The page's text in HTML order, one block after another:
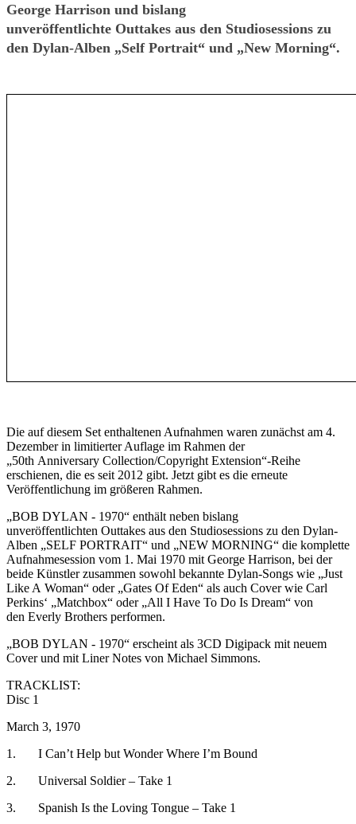
George Harrison und bislang
unveröffentlichte Outtakes aus den Studiosessions zu
den Dylan-Alben „Self Portrait“ und „New Morning“.
Die auf diesem Set enthaltenen Aufnahmen waren zunächst am 4.
Dezember in limitierter Auflage im Rahmen der
„50th Anniversary Collection/Copyright Extension“-Reihe
erschienen, die es seit 2012 gibt. Jetzt gibt es die erneute
Veröffentlichung im größeren Rahmen.
„BOB DYLAN - 1970“ enthält neben bislang
unveröffentlichten Outtakes aus den Studiosessions zu den Dylan-
Alben „SELF PORTRAIT“ und „NEW MORNING“ die komplette
Aufnahmesession vom 1. Mai 1970 mit George Harrison, bei der
beide Künstler zusammen sowohl bekannte Dylan-Songs wie „Just
Like A Woman“ oder „Gates Of Eden“ als auch Cover wie Carl
Perkins‘ „Matchbox“ oder „All I Have To Do Is Dream“ von
den Everly Brothers performen.
„BOB DYLAN - 1970“ erscheint als 3CD Digipack mit neuem
Cover und mit Liner Notes von Michael Simmons.
TRACKLIST:
Disc 1
March 3, 1970
1. I Can’t Help but Wonder Where I’m Bound
2. Universal Soldier – Take 1
3. Spanish Is the Loving Tongue – Take 1